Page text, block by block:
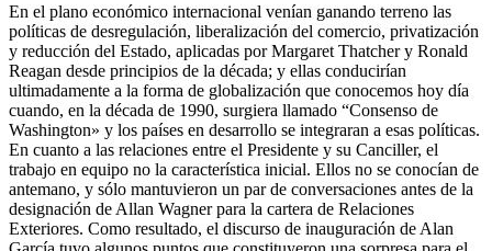
En el plano económico internacional venían ganando terreno las
políticas de desregulación, liberalización del comercio, privatización
y reducción del Estado, aplicadas por Margaret Thatcher y Ronald
Reagan desde principios de la década; y ellas conducirían
ultimadamente a la forma de globalización que conocemos hoy día
cuando, en la década de 1990, surgiera llamado “Consenso de
Washington» y los países en desarrollo se integraran a esas políticas.
En cuanto a las relaciones entre el Presidente y su Canciller, el
trabajo en equipo no la característica inicial. Ellos no se conocían de
antemano, y sólo mantuvieron un par de conversaciones antes de la
designación de Allan Wagner para la cartera de Relaciones
Exteriores. Como resultado, el discurso de inauguración de Alan